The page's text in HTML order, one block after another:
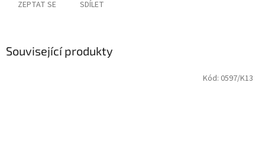
ZEPTAT SE SDÍLET
Související produkty
Kód: 0597/K13